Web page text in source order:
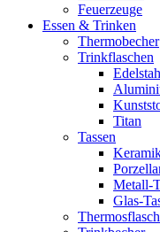
Feuerzeuge
Essen & Trinken
Thermobecher
Trinkflaschen
Titan
Tassen
Metall-
Glas-